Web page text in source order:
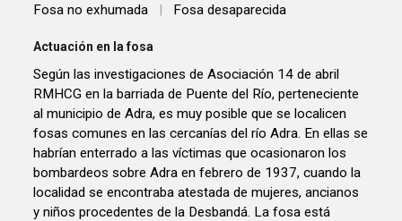
Fosa no exhumada | Fosa desaparecida
Actuación en la fosa
Según las investigaciones de Asociación 14 de abril
RMHCG en la barriada de Puente del Río, perteneciente
al municipio de Adra, es muy posible que se localicen
fosas comunes en las cercanías del río Adra. En ellas se
habrían enterrado a las víctimas que ocasionaron los
bombardeos sobre Adra en febrero de 1937, cuando la
localidad se encontraba atestada de mujeres, ancianos
y niños procedentes de la Desbandá. La fosa está